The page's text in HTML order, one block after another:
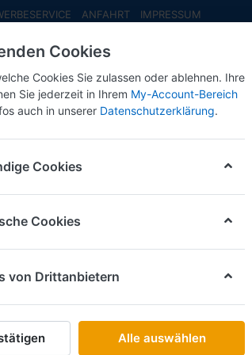
ANFAHRT IMPRESSUM
EINGETROFFEN NEUHEITEN
148-3, grün V-VI -1:87- -Schwerlastwagen-
Artitec
3994
NH
Art.-Nr.
Cookies
Cookies Sie zulassen oder ablehnen. Ihre
Sie jederzeit in Ihrem My-Account-Bereich
auch in unserer Datenschutzerklärung.
Cookies
Cookies
von Drittanbietern
Alle auswählen